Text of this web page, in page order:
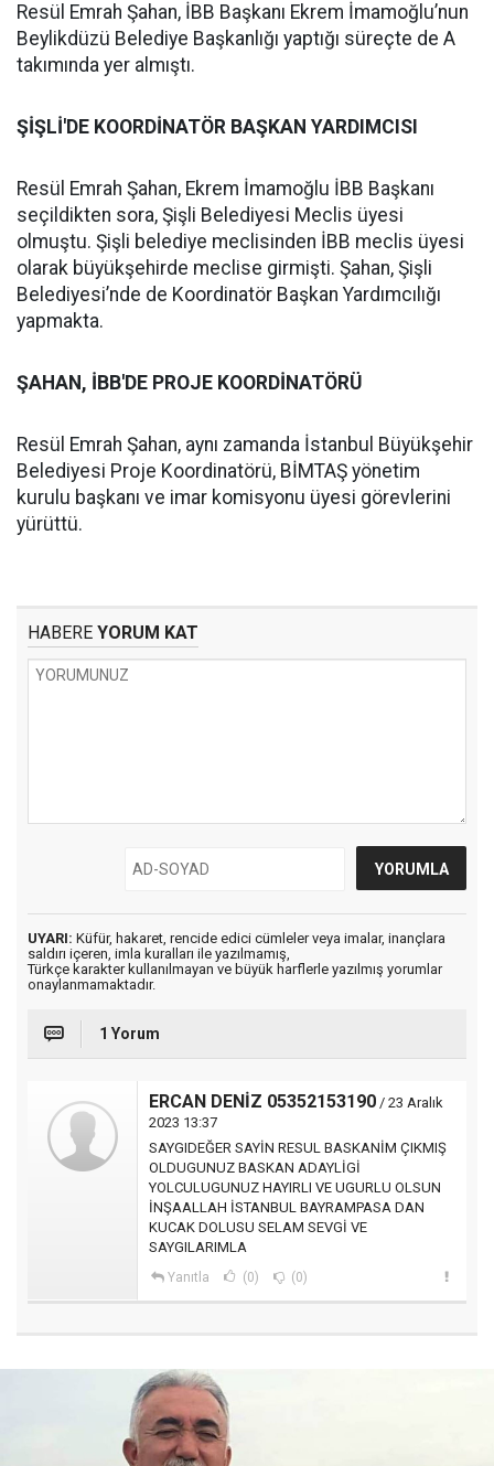
Resül Emrah Şahan, İBB Başkanı Ekrem İmamoğlu’nun
Beylikdüzü Belediye Başkanlığı yaptığı süreçte de A
takımında yer almıştı.
ŞİŞLİ'DE KOORDİNATÖR BAŞKAN YARDIMCISI
Resül Emrah Şahan, Ekrem İmamoğlu İBB Başkanı
seçildikten sora, Şişli Belediyesi Meclis üyesi
olmuştu. Şişli belediye meclisinden İBB meclis üyesi
olarak büyükşehirde meclise girmişti. Şahan, Şişli
Belediyesi’nde de Koordinatör Başkan Yardımcılığı
yapmakta.
ŞAHAN, İBB'DE PROJE KOORDİNATÖRÜ
Resül Emrah Şahan, aynı zamanda İstanbul Büyükşehir
Belediyesi Proje Koordinatörü, BİMTAŞ yönetim
kurulu başkanı ve imar komisyonu üyesi görevlerini
yürüttü.
HABERE YORUM KAT
UYARI: Küfür, hakaret, rencide edici cümleler veya imalar, inançlara
saldırı içeren, imla kuralları ile yazılmamış,
Türkçe karakter kullanılmayan ve büyük harflerle yazılmış yorumlar
onaylanmamaktadır.
1 Yorum
ERCAN DENİZ 05352153190 / 23 Aralık
2023 13:37
SAYGIDEĞER SAYİN RESUL BASKANİM ÇIKMIŞ
OLDUGUNUZ BASKAN ADAYLİGİ
YOLCULUGUNUZ HAYIRLI VE UGURLU OLSUN
İNŞAALLAH İSTANBUL BAYRAMPASA DAN
KUCAK DOLUSU SELAM SEVGİ VE
SAYGILARIMLA
Yanıtla (0) (0)